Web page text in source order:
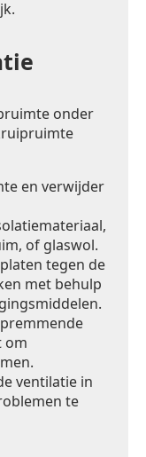
onder
en verwijder
of glaswol.
tegen de
met behulp
om
ventilatie in
te